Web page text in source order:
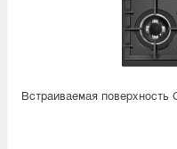
Встраиваемая